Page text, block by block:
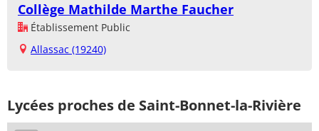
Collège Mathilde Marthe Faucher
Établissement Public
Allassac (19240)
Lycées proches de Saint-Bonnet-la-Rivière